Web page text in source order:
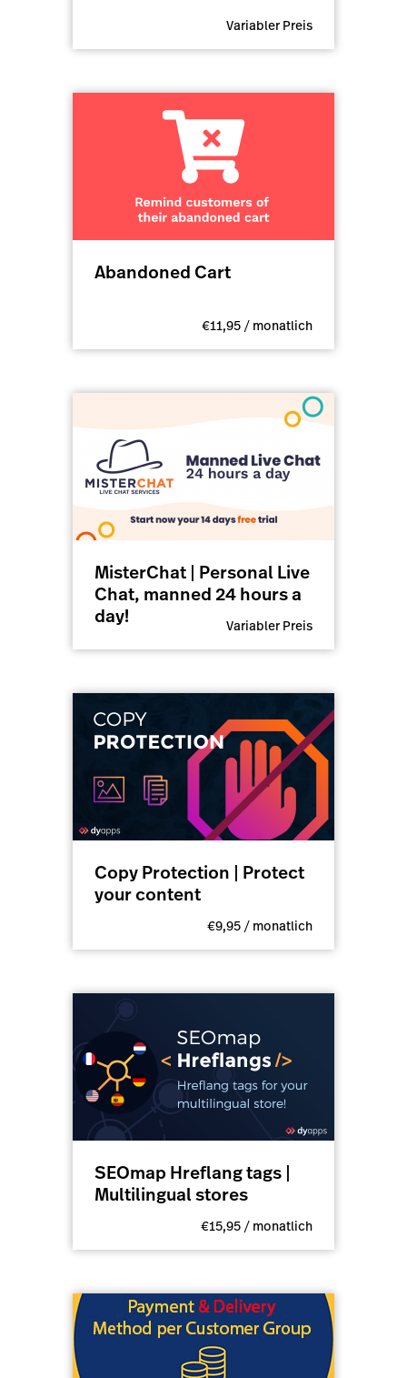
Variabler Preis
Abandoned Cart
€11,95 / monatlich
MisterChat | Personal Live
Chat, manned 24 hours a
day!
Variabler Preis
Copy Protection | Protect
your content
€9,95 / monatlich
SEOmap Hreflang tags |
Multilingual stores
€15,95 / monatlich